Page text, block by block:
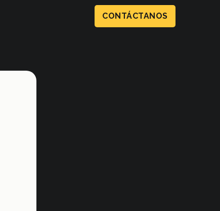
CONTÁCTANOS